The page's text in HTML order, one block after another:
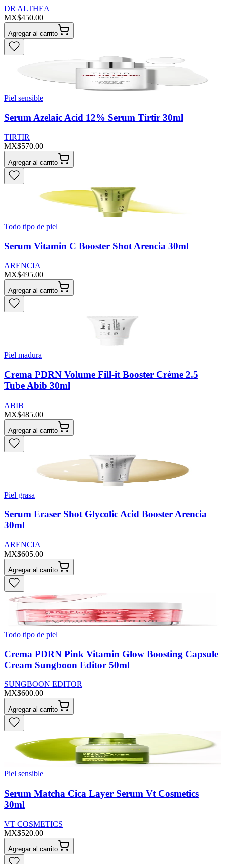
DR ALTHEA
MX$450.00
Agregar al carrito
Piel sensible
Serum Azelaic Acid 12% Serum Tirtir 30ml
TIRTIR
MX$570.00
Agregar al carrito
Todo tipo de piel
Serum Vitamin C Booster Shot Arencia 30ml
ARENCIA
MX$495.00
Agregar al carrito
Piel madura
Crema PDRN Volume Fill-it Booster Crème 2.5
Tube Abib 30ml
ABIB
MX$485.00
Agregar al carrito
Piel grasa
Serum Eraser Shot Glycolic Acid Booster Arencia
30ml
ARENCIA
MX$605.00
Agregar al carrito
Todo tipo de piel
Crema PDRN Pink Vitamin Glow Boosting Capsule
Cream Sungboon Editor 50ml
SUNGBOON EDITOR
MX$600.00
Agregar al carrito
Piel sensible
Serum Matcha Cica Layer Serum Vt Cosmetics
30ml
VT COSMETICS
MX$520.00
Agregar al carrito